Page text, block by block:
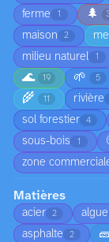
ferme 1 🌲
maison 2
milieu naturel 1
🌊 19 🌱 5
🌾 11 rivière
sol forestier 4
sous-bois 1
zone
Matières
acier 2 algue
asphalte 2